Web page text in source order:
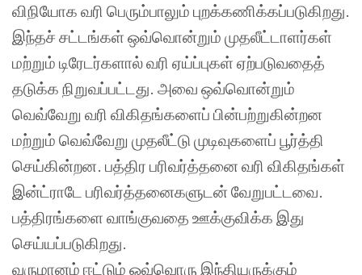
விநியோக வரி பெரும்பாலும் புறக்கணிக்கப்படுகிறது.
இந்தச் சட்டங்கள் ஒவ்வொன்றும் முதலீட்டாளர்கள்
மற்றும் டிரேடர்களால் வரி ஏய்ப்புகள் ஏற்படுவதைத்
தடுக்க நிறுவப்பட்டது. அவை ஒவ்வொன்றும்
வெவ்வேறு வரி விகிதங்களைப் பின்பற்றுகின்றன
மற்றும் வெவ்வேறு முதலீட்டு முடிவுகளைப் பூர்த்தி
செய்கின்றன. பத்திர பரிவர்த்தனை வரி விகிதங்கள்
இன்ட்ராடே பரிவர்த்தனைகளுடன் வேறுபட்டவை.
பத்திரங்களை வாங்குவதை ஊக்குவிக்க இது
செய்யப்படுகிறது.
வருமானம் ஈட்டும் ஒவ்வொரு இந்தியருக்கும்